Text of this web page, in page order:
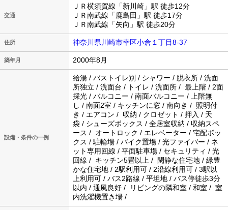
交通
ＪＲ横須賀線「新川崎」駅 徒歩12分
ＪＲ南武線「鹿島田」駅 徒歩17分
ＪＲ南武線「矢向」駅 徒歩20分
住所 神奈川県川崎市幸区小倉１丁目8-37
築年月 2000年8月
設備・条件の一例
給湯 / バストイレ別 / シャワー / 脱衣所 / 洗面
所独立 / 洗面台 / トイレ / 洗面所 / 最上階 / 2面
採光 / バルコニー / 南面バルコニー / 上階無
し / 南面2室 / キッチンに窓 / 南向き / 照明付
き / エアコン / 収納 / クロゼット / 押入 / 天
袋 / シューズボックス / 全居室収納 / 収納スペ
ース / オートロック / エレベーター / 宅配ボッ
クス / 駐輪場 / バイク置場 / 光ファイバー / ネ
ット専用回線 / 平面駐車場 / セキュリティ / 光
回線 / キッチン5畳以上 / 閑静な住宅地 / 緑豊
かな住宅地 / 2駅利用可 / 2沿線利用可 / 3駅以
上利用可 / バス2路線 / 平坦地 / バス停徒歩3分
以内 / 通風良好 / リビングの隣和室 / 和室 / 室
内洗濯機置き場 /